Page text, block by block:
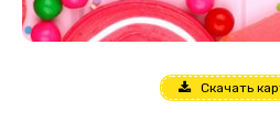
Скачать